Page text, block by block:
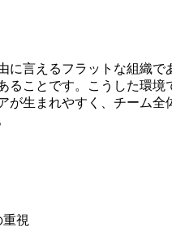
に言えるフラットな組織で
ることです。こうした環境
が生まれやすく、チーム全
視